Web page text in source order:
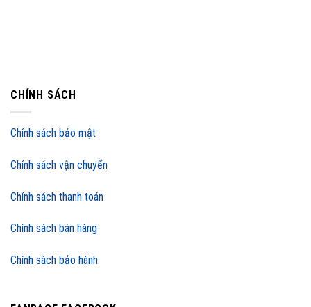
CHÍNH SÁCH
Chính sách bảo mật
Chính sách vận chuyển
Chính sách thanh toán
Chính sách bán hàng
Chính sách bảo hành